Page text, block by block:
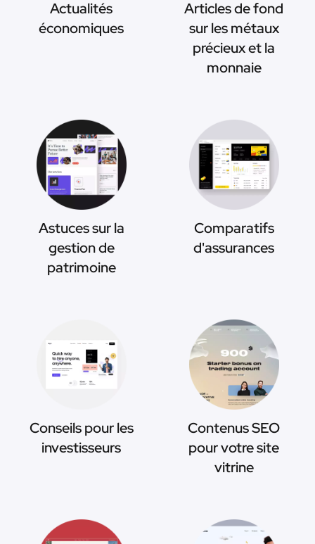
Actualités
économiques
Articles de fond
sur les métaux
précieux et la
monnaie
Astuces sur la
gestion de
patrimoine
Comparatifs
d'assurances
Conseils pour les
investisseurs
Contenus SEO
pour votre site
vitrine